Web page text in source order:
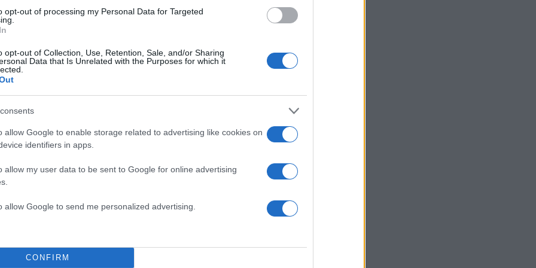
opt-out of processing my Personal Data for Targeted
opt-out of Collection, Use, Retention, Sale, and/or Sharing
Data that Is Unrelated with the Purposes for which it
allow Google to enable storage related to advertising like cookies on
identifiers in apps.
allow my user data to be sent to Google for online advertising
allow Google to send me personalized advertising.
CONFIRM